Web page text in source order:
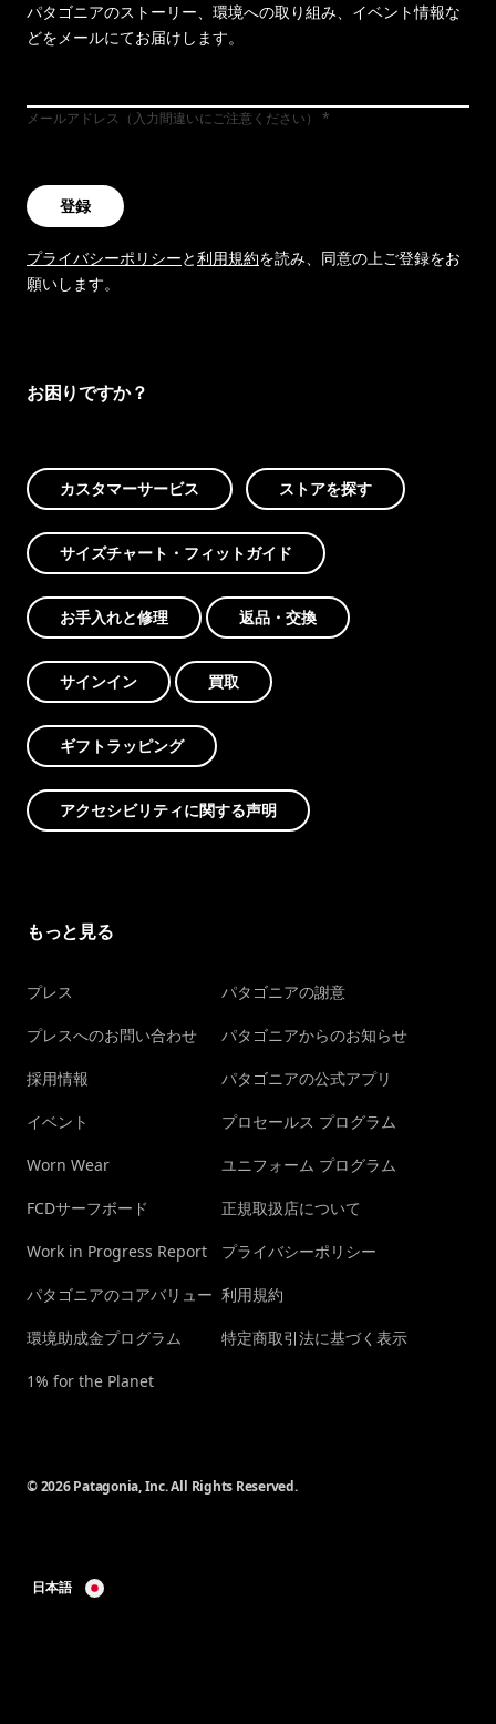
パタゴニアのストーリー、環境への取り組み、イベント情報な
どをメールにてお届けします。
メールアドレス（入力間違いにご注意ください）
登録
プライバシーポリシーと利用規約を読み、同意の上ご登録をお
願いします。
お困りですか？
カスタマーサービス ストアを探す
サイズチャート・フィットガイド
お手入れと修理 返品・交換
サインイン 買取
ギフトラッピング
アクセシビリティに関する声明
もっと見る
プレス
プレスへのお問い合わせ
採用情報
イベント
Worn Wear
FCDサーフボード
Work in Progress Report
パタゴニアのコアバリュー
環境助成金プログラム
1% for the Planet
パタゴニアの謝意
パタゴニアからのお知らせ
パタゴニアの公式アプリ
プロセールス プログラム
ユニフォーム プログラム
正規取扱店について
プライバシーポリシー
利用規約
特定商取引法に基づく表示
© 2026 Patagonia, Inc. All Rights Reserved.
日本語